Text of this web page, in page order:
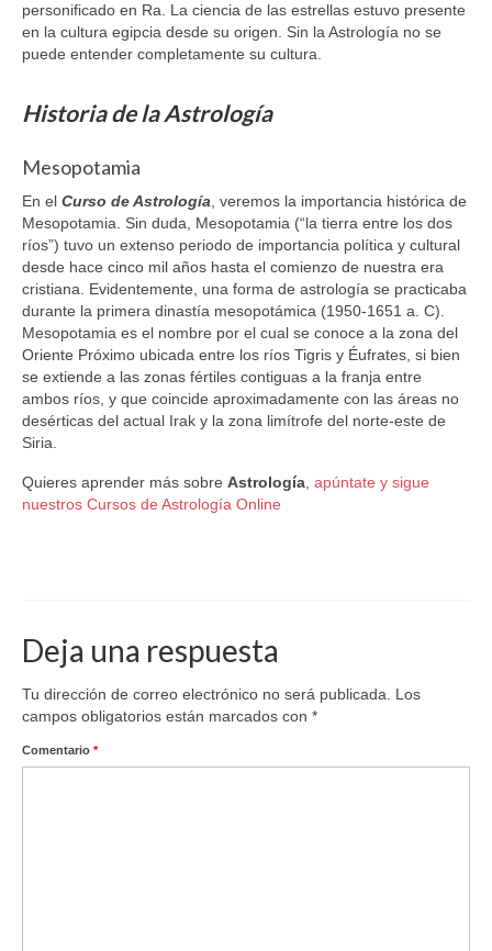
personificado en Ra. La ciencia de las estrellas estuvo presente
en la cultura egipcia desde su origen. Sin la Astrología no se
puede entender completamente su cultura.
Historia de la Astrología
Mesopotamia
En el Curso de Astrología, veremos la importancia histórica de
Mesopotamia. Sin duda, Mesopotamia (“la tierra entre los dos
ríos”) tuvo un extenso periodo de importancia política y cultural
desde hace cinco mil años hasta el comienzo de nuestra era
cristiana. Evidentemente, una forma de astrología se practicaba
durante la primera dinastía mesopotámica (1950-1651 a. C).
Mesopotamia es el nombre por el cual se conoce a la zona del
Oriente Próximo ubicada entre los ríos Tigris y Éufrates, si bien
se extiende a las zonas fértiles contiguas a la franja entre
ambos ríos, y que coincide aproximadamente con las áreas no
desérticas del actual Irak y la zona limítrofe del norte-este de
Siria.
Quieres aprender más sobre Astrología, apúntate y sigue
nuestros Cursos de Astrología Online
Deja una respuesta
Tu dirección de correo electrónico no será publicada. Los
campos obligatorios están marcados con *
Comentario *